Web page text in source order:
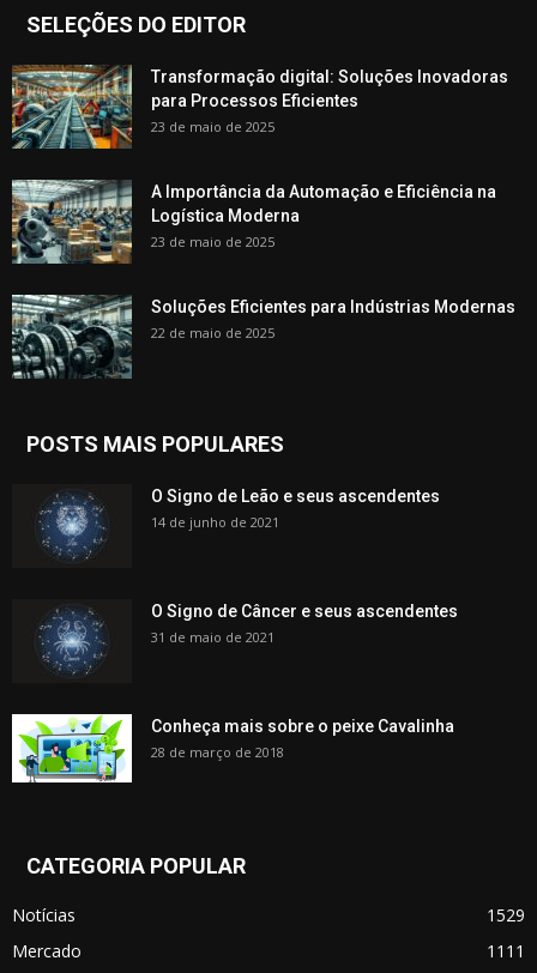
SELEÇÕES DO EDITOR
Transformação digital: Soluções Inovadoras
para Processos Eficientes
23 de maio de 2025
A Importância da Automação e Eficiência na
Logística Moderna
23 de maio de 2025
Soluções Eficientes para Indústrias Modernas
22 de maio de 2025
POSTS MAIS POPULARES
O Signo de Leão e seus ascendentes
14 de junho de 2021
O Signo de Câncer e seus ascendentes
31 de maio de 2021
Conheça mais sobre o peixe Cavalinha
28 de março de 2018
CATEGORIA POPULAR
Notícias
1529
Mercado
1111